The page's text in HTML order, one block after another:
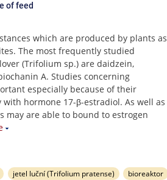
of feed
which are produced by plants as
The most frequently studied
(Trifolium sp.) are daidzein,
A. Studies concerning
especially because of their
hormone 17-β-estradiol. As well as
may are able to bound to estrogen
jetel luční (Trifolium pratense)
bioreaktor